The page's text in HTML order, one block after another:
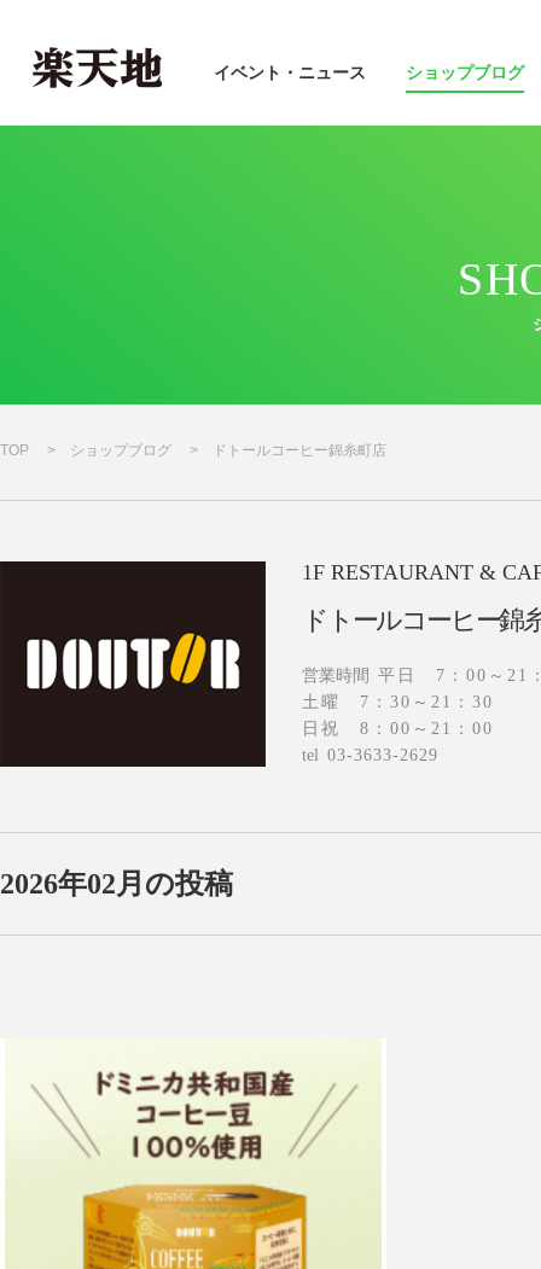
イベント・ニュース ショップブログ
TOP ショップブログ ドトールコーヒー錦糸町店
1F RESTAURANT &
ドトールコーヒー錦
営業時間 平日 7：00～21
土曜 7：30～21：30
日祝 8：00～21：00
tel 03-3633-2629
2026年02月の投稿